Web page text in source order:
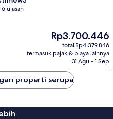
ulasan
Harga
sekarang
Rp3.700.446
Rp3.700.446
total Rp4.379.846
termasuk pajak & biaya lainnya
31 Agu - 1 Sep
properti serupa